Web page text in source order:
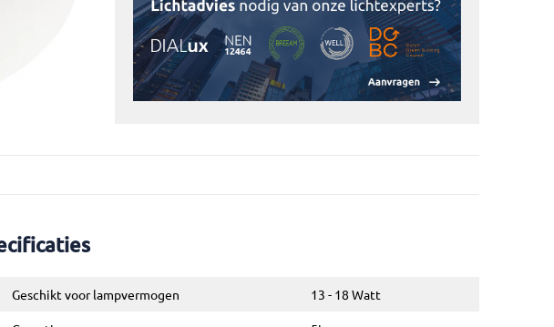
Geschikt voor lampvermogen 13 - 18 Watt